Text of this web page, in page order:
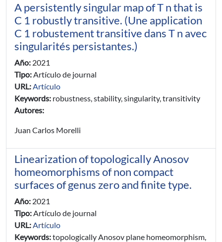
A persistently singular map of T n that is
C 1 robustly transitive. (Une application
C 1 robustement transitive dans T n avec
singularités persistantes.)
Año: 2021
Tipo:Artículo de journal
URL:Artículo
Keywords: robustness, stability, singularity, transitivity
Autores:
Juan Carlos Morelli
Linearization of topologically Anosov
homeomorphisms of non compact
surfaces of genus zero and finite type.
Año: 2021
Tipo:Artículo de journal
URL:Artículo
Keywords:topologically Anosov plane homeomorphism,